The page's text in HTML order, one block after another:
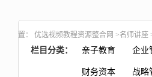
置： 优选视频教程资源整合网 >名师讲座
栏目分类： 亲子教育 企业
财务资本 战略